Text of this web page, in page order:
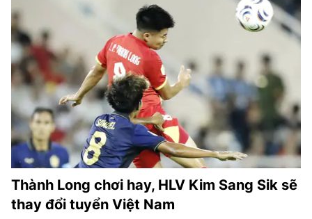
Thành Long chơi hay, HLV Kim Sang Sik sẽ
thay đổi tuyển Việt Nam